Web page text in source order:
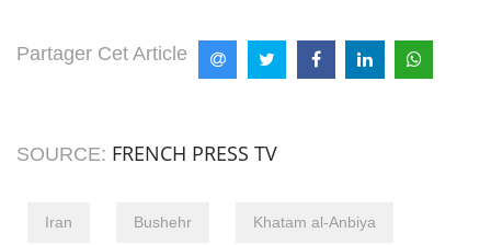
Partager Cet Article
SOURCE: FRENCH PRESS TV
Iran Bushehr Khatam al-Anbiya